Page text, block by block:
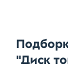
"Диск